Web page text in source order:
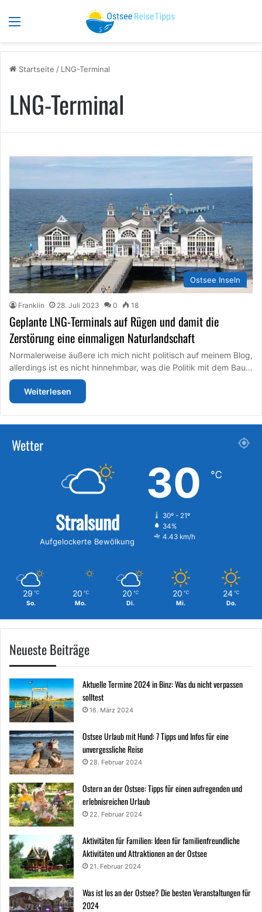
Menü
Startseite / LNG-Terminal
LNG-Terminal
Ostsee Inseln
Franklin 28. Juli 2023 0 18
Geplante LNG-Terminals auf Rügen und damit die
Zerstörung eine einmaligen Naturlandschaft
Normalerweise äußere ich mich nicht politisch auf meinem Blog,
allerdings ist es nicht hinnehmbar, was die Politik mit dem Bau…
Weiterlesen
Wetter
Stralsund
Aufgelockerte Bewölkung
30 ℃
30º - 21º
34%
4.43 km/h
29 ℃
So.
20 ℃
Mo.
20 ℃
Di.
20 ℃
Mi.
24 ℃
Do.
Neueste Beiträge
Aktuelle Termine 2024 in Binz: Was du nicht verpassen
solltest
16. März 2024
Ostsee Urlaub mit Hund: 7 Tipps und Infos für eine
unvergessliche Reise
28. Februar 2024
Ostern an der Ostsee: Tipps für einen aufregenden und
erlebnisreichen Urlaub
22. Februar 2024
Aktivitäten für Familien: Ideen für familienfreundliche
Aktivitäten und Attraktionen an der Ostsee
21. Februar 2024
Was ist los an der Ostsee? Die besten Veranstaltungen für
2024